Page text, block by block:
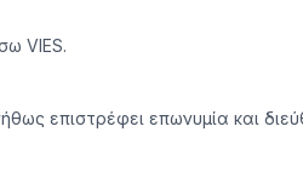
VIES.
επιστρέφει επωνυμία και